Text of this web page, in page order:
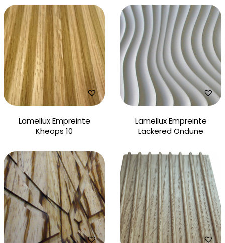
Lamellux Empreinte
Kheops 10
Lamellux Empreinte
Lackered Ondune